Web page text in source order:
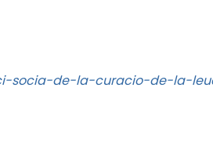
socia-de-la-curacio-de-la-